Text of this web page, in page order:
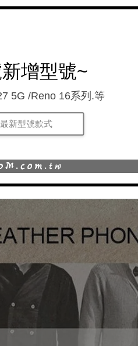
增型號~
5G /Reno 16系列.等
新型號款式